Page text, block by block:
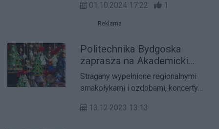
Mostowej i Starym Rynku. Nie
zabraknie pysznego jedzenia i
01.10.2024 17:22 1
Reklama
Politechnika Bydgoska
zaprasza na Akademicki
Jarmark Bożonarodzeniowy
Stragany wypełnione regionalnymi
smakołykami i ozdobami, koncerty
miasteczko – to tylko niektóre z
13.12.2023 13:13